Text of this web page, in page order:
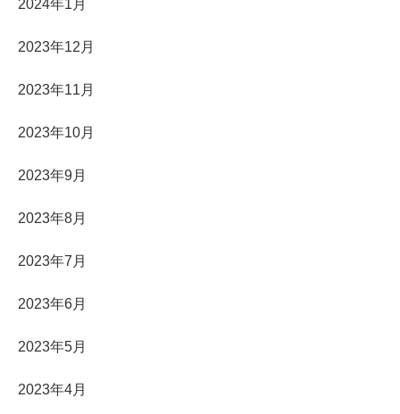
2024年1月
2023年12月
2023年11月
2023年10月
2023年9月
2023年8月
2023年7月
2023年6月
2023年5月
2023年4月